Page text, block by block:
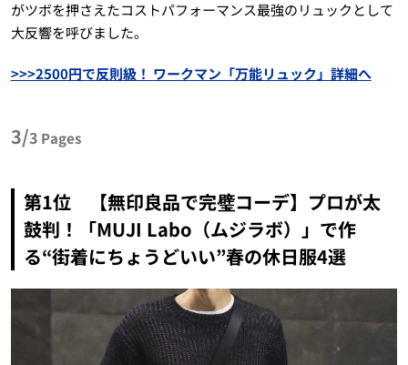
がツボを押さえたコストパフォーマンス最強のリュックとして
大反響を呼びました。
>>>2500円で反則級！ ワークマン「万能リュック」詳細へ
3/3 Pages
第1位 【無印良品で完璧コーデ】プロが太
鼓判！「MUJI Labo（ムジラボ）」で作
る“街着にちょうどいい”春の休日服4選